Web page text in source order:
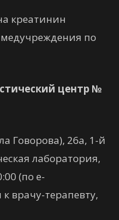
креатинин
по
центр №
Говорова), 26а, 1-й
лаборатория,
(по е-
врачу-терапевту,